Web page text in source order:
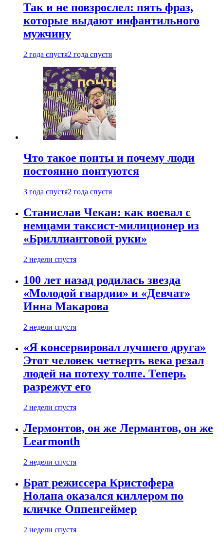
Так и не повзрослел: пять фраз,
которые выдают инфантильного
мужчину
2 года спустя2 года спустя
Что такое понты и почему люди
постоянно понтуются
3 года спустя2 года спустя
Станислав Чекан: как воевал с
немцами таксист-милиционер из
«Бриллиантовой руки»
2 недели спустя
100 лет назад родилась звезда
«Молодой гвардии» и «Девчат»
Инна Макарова
2 недели спустя
«Я консервировал лучшего друга»
Этот человек четверть века резал
людей на потеху толпе. Теперь
разрежут его
2 недели спустя
Лермонтов, он же Лермантов, он же
Learmonth
2 недели спустя
Брат режиссера Кристофера
Нолана оказался киллером по
кличке Оппенгеймер
2 недели спустя